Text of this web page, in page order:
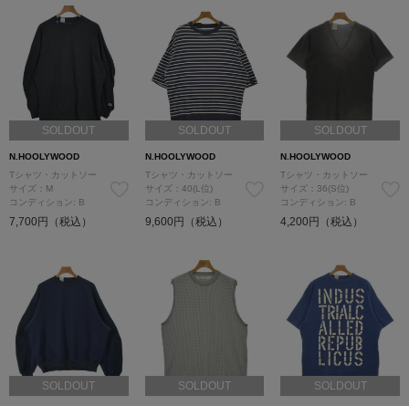
SOLDOUT
N.HOOLYWOOD
Tシャツ・カットソー
サイズ：M
コンディション: B
7,700円（税込）
SOLDOUT
N.HOOLYWOOD
Tシャツ・カットソー
サイズ：40(L位)
コンディション: B
9,600円（税込）
SOLDOUT
N.HOOLYWOOD
Tシャツ・カットソー
サイズ：36(S位)
コンディション: B
4,200円（税込）
SOLDOUT SOLDOUT SOLDOUT